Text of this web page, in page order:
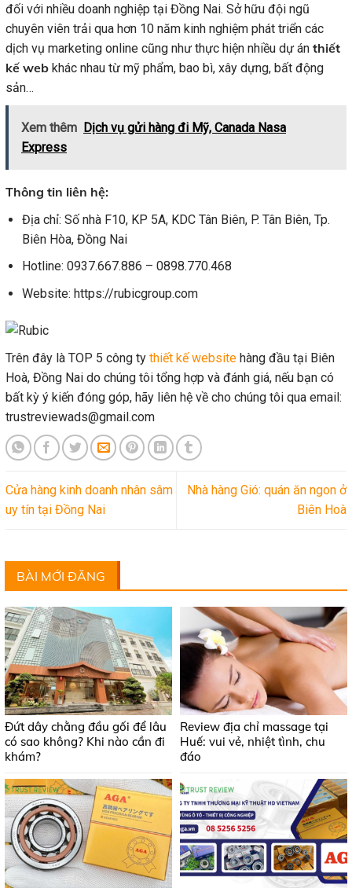
đối với nhiều doanh nghiệp tại Đồng Nai. Sở hữu đội ngũ
chuyên viên trải qua hơn 10 năm kinh nghiệm phát triển các
dịch vụ marketing online cũng như thực hiện nhiều dự án thiết
kế web khác nhau từ mỹ phẩm, bao bì, xây dựng, bất động
sản…
Xem thêm Dịch vụ gửi hàng đi Mỹ, Canada Nasa
Express
Thông tin liên hệ:
Địa chỉ: Số nhà F10, KP 5A, KDC Tân Biên, P. Tân Biên, Tp.
Biên Hòa, Đồng Nai
Hotline: 0937.667.886 – 0898.770.468
Website: https://rubicgroup.com
Trên đây là TOP 5 công ty thiết kế website hàng đầu tại Biên
Hoà, Đồng Nai do chúng tôi tổng hợp và đánh giá, nếu bạn có
bất kỳ ý kiến đóng góp, hãy liên hệ về cho chúng tôi qua email:
trustreviewads@gmail.com
Cửa hàng kinh doanh nhân sâm
uy tín tại Đồng Nai
Nhà hàng Gió: quán ăn ngon ở
Biên Hoà
BÀI MỚI ĐĂNG
Đứt dây chằng đầu gối để lâu
có sao không? Khi nào cần đi
khám?
Review địa chỉ massage tại
Huế: vui vẻ, nhiệt tình, chu
đáo